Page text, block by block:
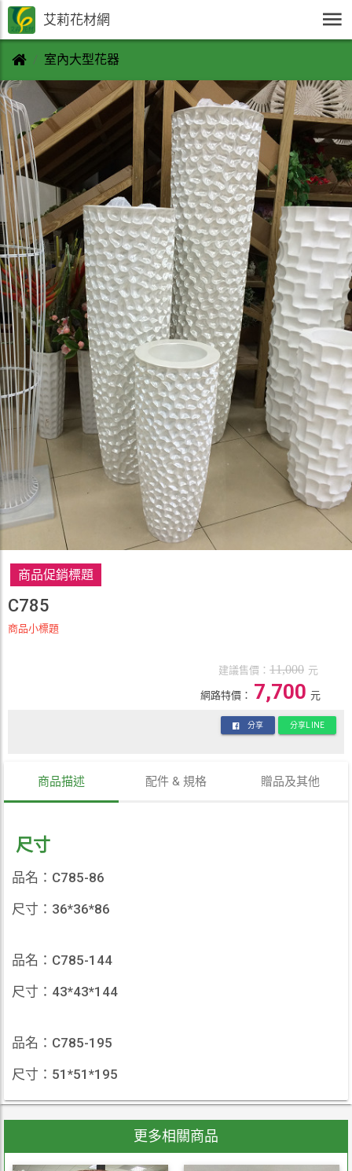
艾莉花材網
室內大型花器
商品促銷標題
C785
商品小標題
建議售價： 11,000 元
網路特價： 7,700 元
分享 分享LINE
商品描述 配件 & 規格 贈品及其他
尺寸
品名：C785-86
尺寸：36*36*86
品名：C785-144
尺寸：43*43*144
品名：C785-195
尺寸：51*51*195
更多相關商品